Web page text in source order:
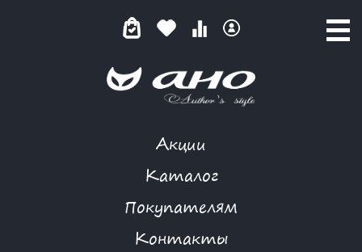
Акции
Каталог
Покупателям
Контакты
КАТАЛОГ ТОВАРОВ